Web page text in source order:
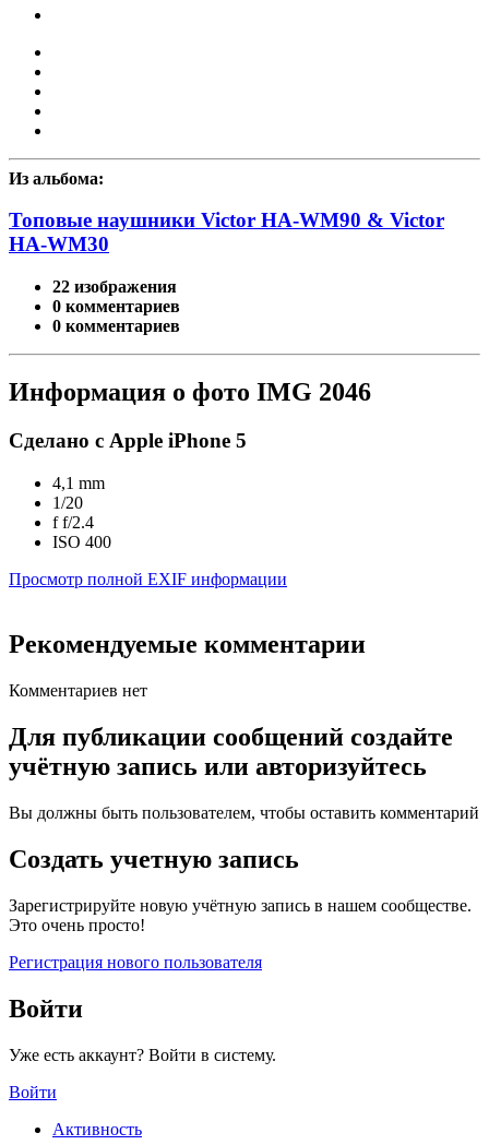
Из альбома:
Топовые наушники Victor HA-WM90 & Victor
HA-WM30
22 изображения
0 комментариев
0 комментариев
Информация о фото IMG 2046
Сделано с Apple iPhone 5
4,1 mm
1/20
ff/2.4
ISO 400
Просмотр полной EXIF информации
Рекомендуемые комментарии
Комментариев нет
Для публикации сообщений создайте
учётную запись или авторизуйтесь
Вы должны быть пользователем, чтобы оставить комментарий
Создать учетную запись
Зарегистрируйте новую учётную запись в нашем сообществе.
Это очень просто!
Регистрация нового пользователя
Войти
Уже есть аккаунт? Войти в систему.
Войти
Активность